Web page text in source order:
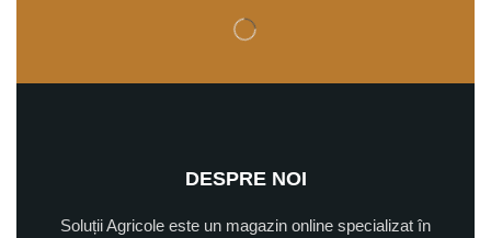
DESPRE NOI
Soluții Agricole este un magazin online specializat în